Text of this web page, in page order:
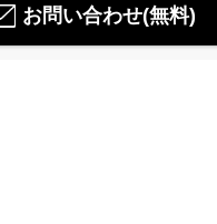
お問い合わせ(無料)